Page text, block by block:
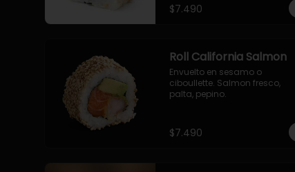
$7.490
Roll California Salmon
Envuelto en sesamo o
ciboullette. Salmon fresco,
palta, pepino.
$7.490